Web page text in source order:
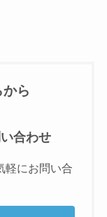
ら
合わせ
軽にお問い合